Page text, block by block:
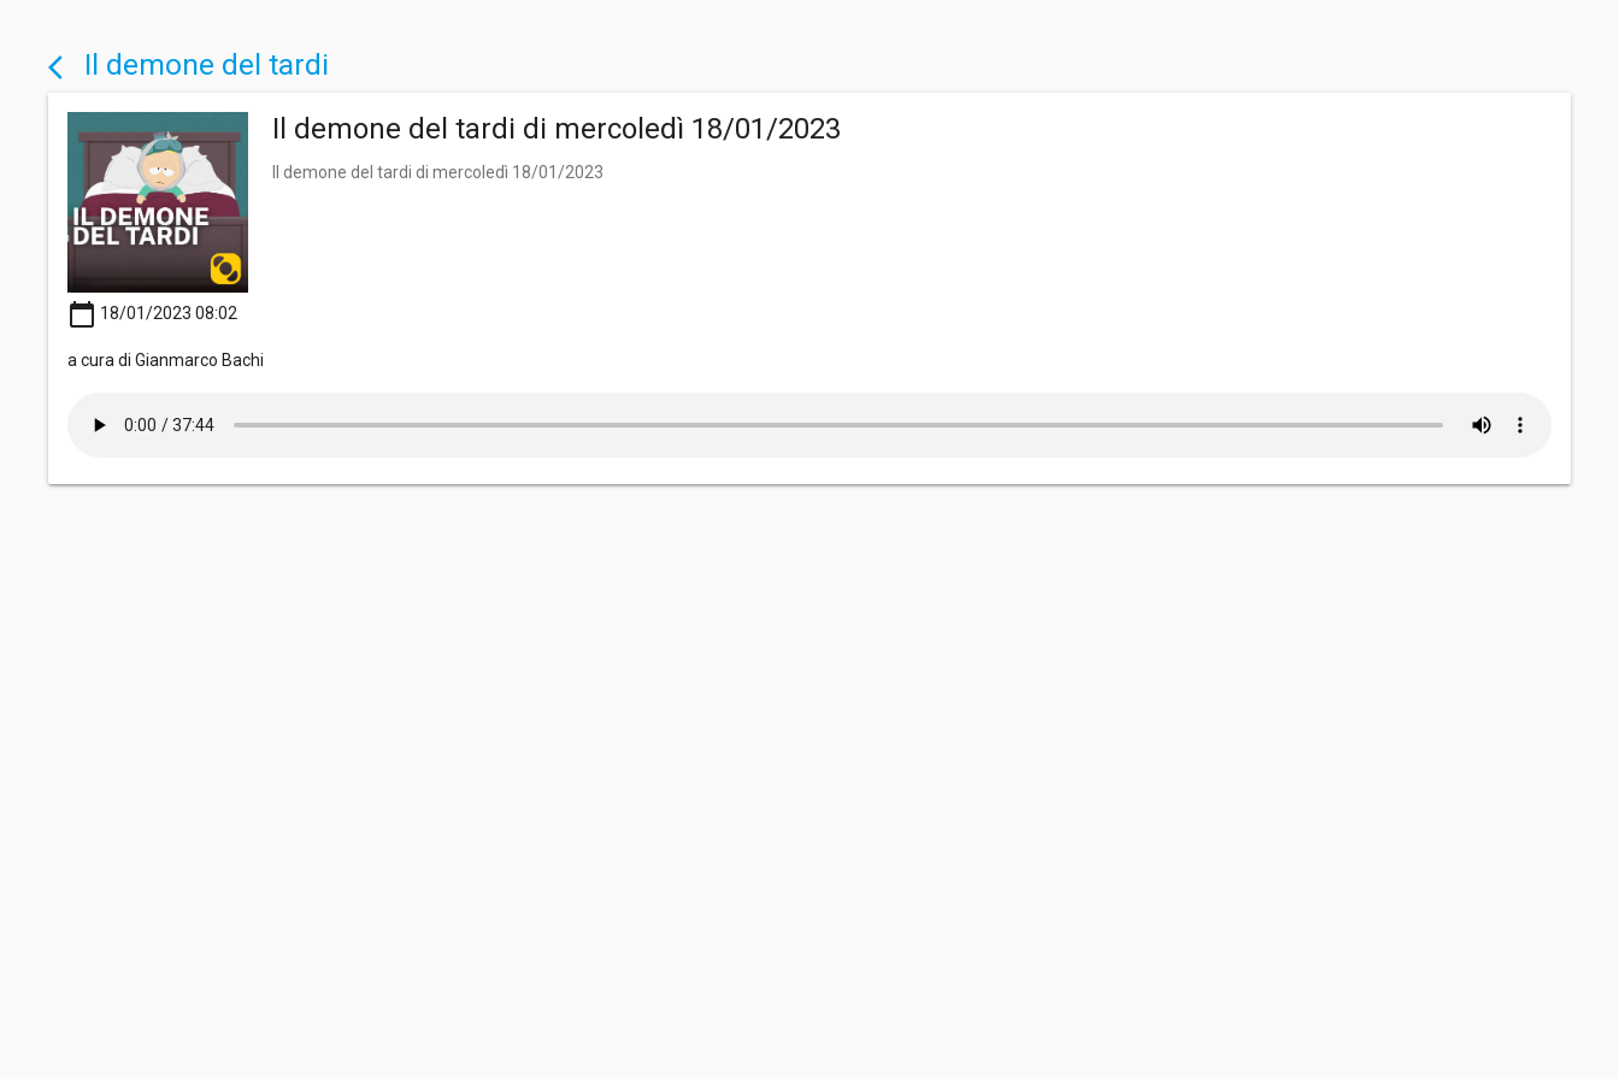
arrow_back_ios Il demone del tardi
Il demone del tardi di mercoledì 18/01/2023
Il demone del tardi di mercoledì 18/01/2023
calendar_today 18/01/2023 08:02
a cura di Gianmarco Bachi